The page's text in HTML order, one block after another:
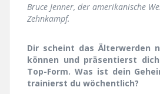
Bruce Jenner, der amerikanische
Zehnkampf.
Dir scheint das Älterwerden
können und präsentierst
Top-Form. Was ist dein
trainierst du wöchentlich?